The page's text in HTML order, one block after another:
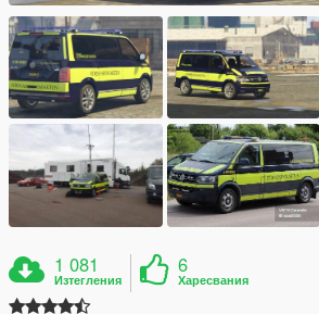
1 081
Изтегления
6
Харесвания